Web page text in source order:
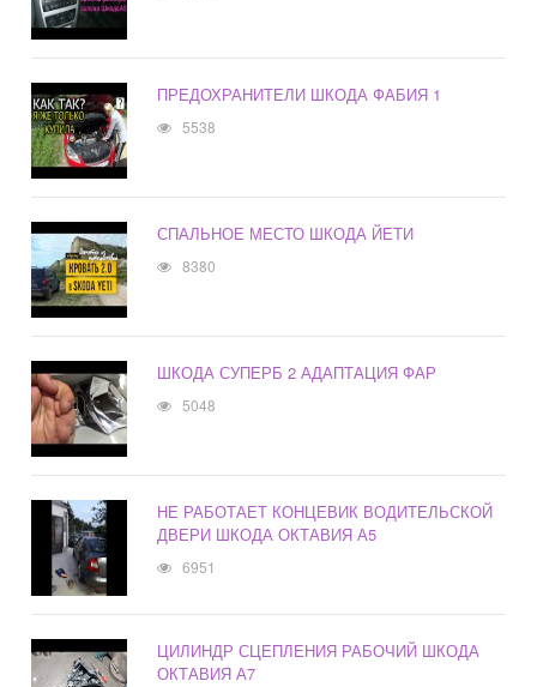
ПРЕДОХРАНИТЕЛИ ШКОДА ФАБИЯ 1
5538
СПАЛЬНОЕ МЕСТО ШКОДА ЙЕТИ
8380
ШКОДА СУПЕРБ 2 АДАПТАЦИЯ ФАР
5048
НЕ РАБОТАЕТ КОНЦЕВИК ВОДИТЕЛЬСКОЙ
ДВЕРИ ШКОДА ОКТАВИЯ А5
6951
ЦИЛИНДР СЦЕПЛЕНИЯ РАБОЧИЙ ШКОДА
ОКТАВИЯ А7